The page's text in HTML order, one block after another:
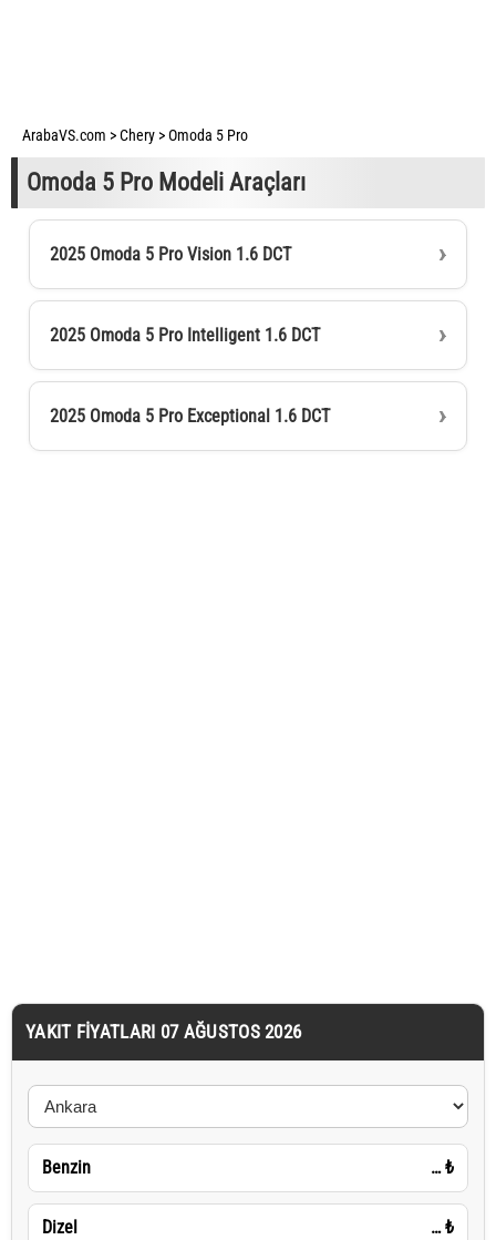
ArabaVS.com >Chery >Omoda 5 Pro
Omoda 5 Pro Modeli Araçları
2025 Omoda 5 Pro Vision 1.6 DCT
2025 Omoda 5 Pro Intelligent 1.6 DCT
2025 Omoda 5 Pro Exceptional 1.6 DCT
YAKIT FIYATLARI 07 AĞUSTOS 2026
Benzin … ₺
Dizel … ₺